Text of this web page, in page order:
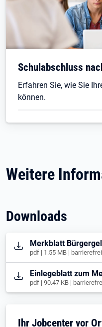
Schulabschluss
Erfahren Sie, wie Sie
können.
Weitere
Downloads
Öffnet in neuem Tab
Merkblatt
pdf | 1.55 MB | barrierefrei
Öffnet in neuem Tab
Einlegeblatt zum
pdf | 90.47 KB |
Ihr Jobcenter vor